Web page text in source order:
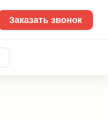
Заказать звонок